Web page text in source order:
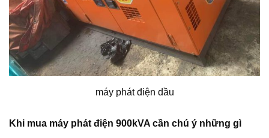
máy phát điện dầu
Khi mua máy phát điện 900kVA cần chú ý những gì